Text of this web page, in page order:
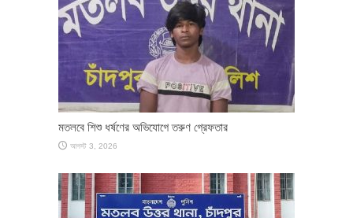
মতলবে শিশু ধর্ষণের অভিযোগে তরুণ গ্রেফতার
আগস্ট 3, 2026